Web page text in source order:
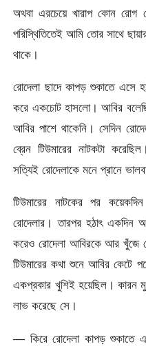
অথবা এরচেয়ে খারাপ কোন
পরিস্থিতিতেই আমি তোর সাথে
থাকে।
রোদেলা ছাদে কাপড় শুকাতে এসে
করে একচোট হাসলো। আবির
আবির পাশে থাকেনি। সেদিন
ব্রেন টিউমারের নাটকটা
সত্যিই রোদেলাকে মনে প্রানে
টিউমারের নাটকের পর
রোদেলার। তারপর হঠাৎ একদিন
করেও রোদেলা আবিরকে আর খুঁজে
টিউমারের কথা শুনে আবির কেটে
একপ্রকার খুশিই হয়েছিল। কারন
লাভ করেছে সে।
— কিরে রোদেলা কাপড় শুকাতে